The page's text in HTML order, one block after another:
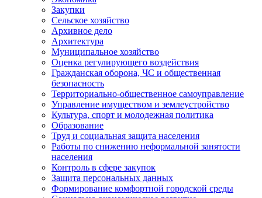
Закупки
Сельское хозяйство
Архивное дело
Архитектура
Муниципальное хозяйство
Оценка регулирующего воздействия
Гражданская оборона, ЧС и общественная
безопасность
Территориально-общественное самоуправление
Управление имуществом и землеустройство
Культура, спорт и молодежная политика
Образование
Труд и социальная защита населения
Работы по снижению неформальной занятости
населения
Контроль в сфере закупок
Защита персональных данных
Формирование комфортной городской среды